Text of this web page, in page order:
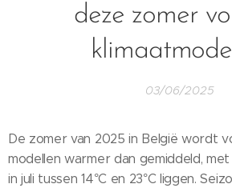
deze zomer
03/06/2025
De zomer van 2025 in België wordt
modellen warmer dan gemiddeld,
in juli tussen 14°C en 23°C liggen.